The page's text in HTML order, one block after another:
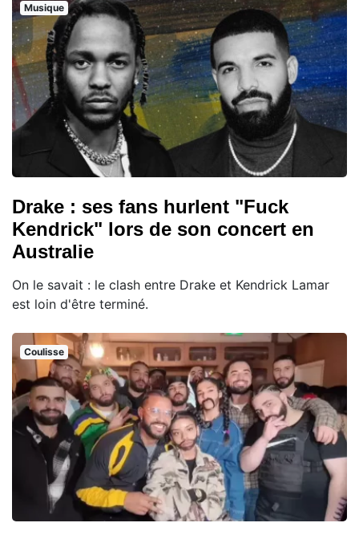
Musique
Drake : ses fans hurlent "Fuck
Kendrick" lors de son concert en
Australie
On le savait : le clash entre Drake et Kendrick Lamar
est loin d'être terminé.
Coulisse